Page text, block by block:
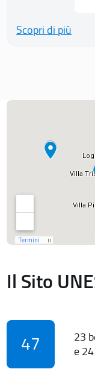
Scopri di più
Il Sito
47
23
e